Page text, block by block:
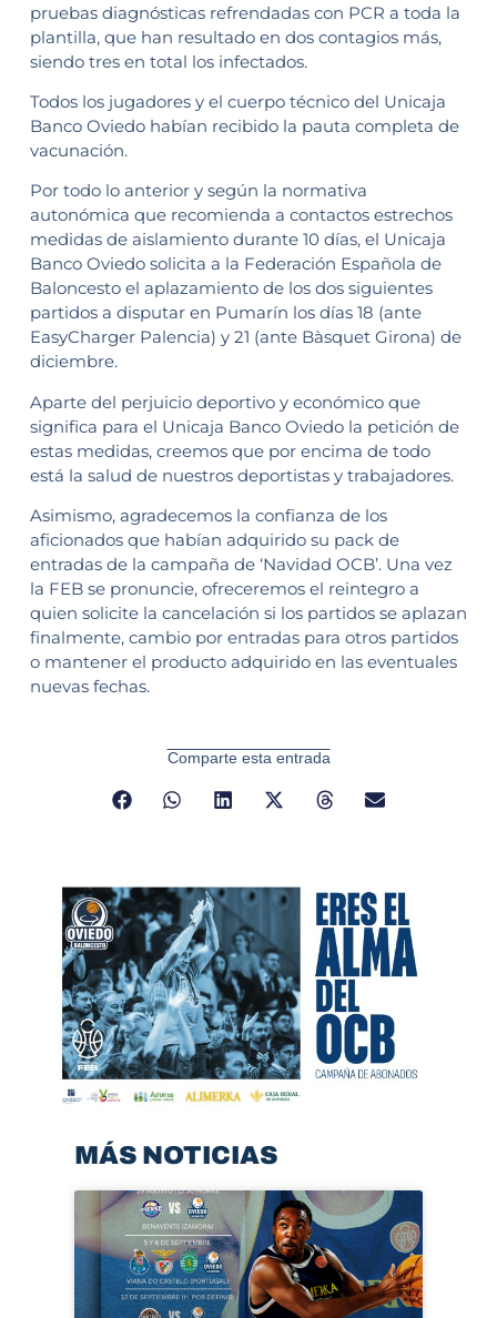
pruebas diagnósticas refrendadas con PCR a toda la
plantilla, que han resultado en dos contagios más,
siendo tres en total los infectados.
Todos los jugadores y el cuerpo técnico del Unicaja
Banco Oviedo habían recibido la pauta completa de
vacunación.
Por todo lo anterior y según la normativa
autonómica que recomienda a contactos estrechos
medidas de aislamiento durante 10 días, el Unicaja
Banco Oviedo solicita a la Federación Española de
Baloncesto el aplazamiento de los dos siguientes
partidos a disputar en Pumarín los días 18 (ante
EasyCharger Palencia) y 21 (ante Bàsquet Girona) de
diciembre.
Aparte del perjuicio deportivo y económico que
significa para el Unicaja Banco Oviedo la petición de
estas medidas, creemos que por encima de todo
está la salud de nuestros deportistas y trabajadores.
Asimismo, agradecemos la confianza de los
aficionados que habían adquirido su pack de
entradas de la campaña de ‘Navidad OCB’. Una vez
la FEB se pronuncie, ofreceremos el reintegro a
quien solicite la cancelación si los partidos se aplazan
finalmente, cambio por entradas para otros partidos
o mantener el producto adquirido en las eventuales
nuevas fechas.
Comparte esta entrada
MÁS NOTICIAS